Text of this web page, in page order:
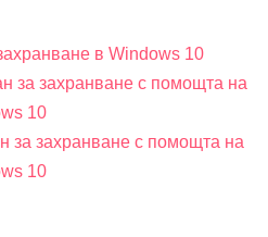
в Windows 10
за захранване с помощта на
10
за захранване с помощта на
10